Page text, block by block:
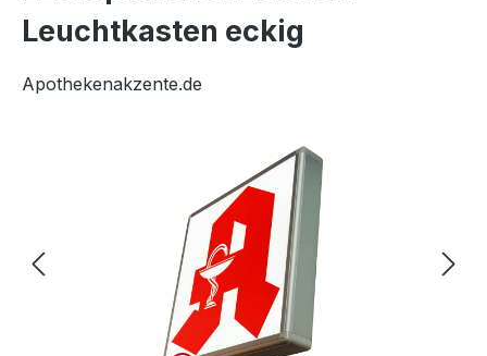
Leuchtkasten eckig
Apothekenakzente.de